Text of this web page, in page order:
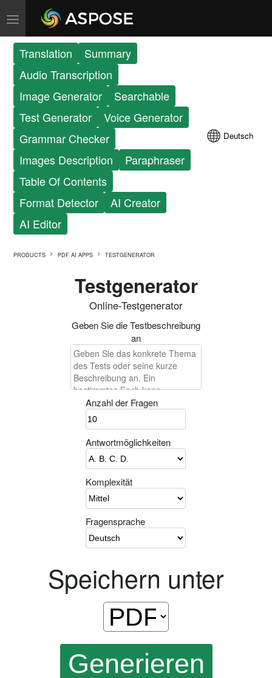
Translation
Summary
Audio Transcription
Image Generator
Searchable
Test Generator
Voice Generator
Grammar Checker
Images Description
Paraphraser
Table Of Contents
Format Detector
AI Creator
AI Editor
Deutsch
PRODUCTS PDF AI APPS TESTGENERATOR
Testgenerator
Online-Testgenerator
Geben Sie die Testbeschreibung
an
Anzahl der Fragen
Antwortmöglichkeiten
Komplexität
Fragensprache
Speichern unter